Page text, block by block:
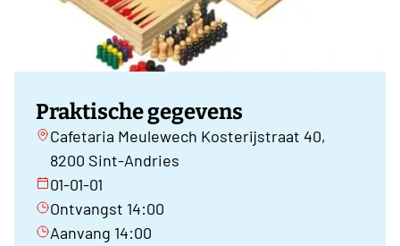
Praktische gegevens
Cafetaria Meulewech Kosterijstraat 40,
8200 Sint-Andries
01-01-01
Ontvangst 14:00
Aanvang 14:00